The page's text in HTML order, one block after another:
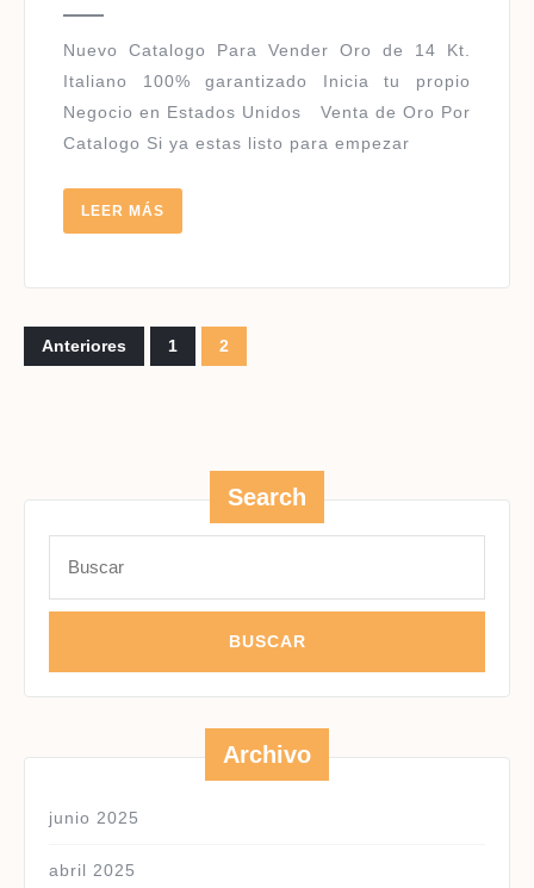
2019
Nuevo Catalogo Para Vender Oro de 14 Kt.
Italiano 100% garantizado Inicia tu propio
Negocio en Estados Unidos Venta de Oro Por
Catalogo Si ya estas listo para empezar
LEER MÁS
MÁS
Paginación
de
Anteriores 1 2
Search
Archivo
junio 2025
abril 2025